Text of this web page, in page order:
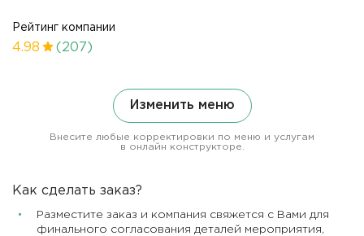
Рейтинг компании
4.98 (207)
Изменить меню
Внесите любые корректировки по меню и услугам
в онлайн конструкторе.
Как сделать заказ?
Разместите заказ и компания свяжется с Вами для
финального согласования деталей мероприятия,